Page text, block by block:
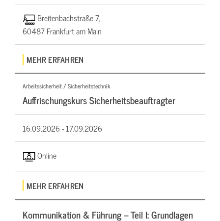
Breitenbachstraße 7,
60487 Frankfurt am Main
MEHR ERFAHREN
Arbeitssicherheit / Sicherheitstechnik
Auffrischungskurs Sicherheitsbeauftragter
16.09.2026 -17.09.2026
Online
MEHR ERFAHREN
Kommunikation & Führung – Teil I: Grundlagen